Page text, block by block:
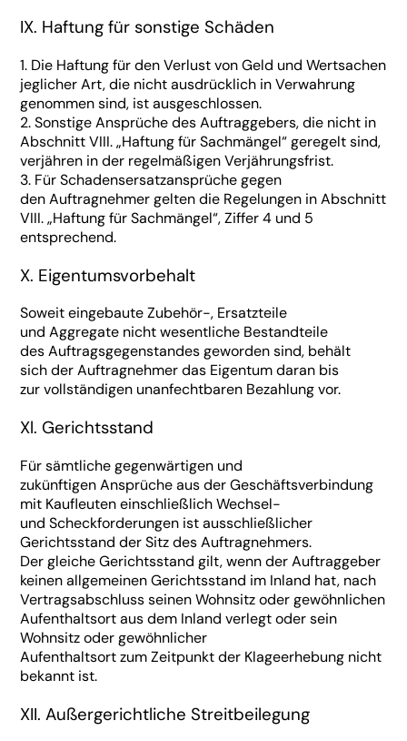
IX. Haftung für sonstige Schäden
1. Die Haftung für den Verlust von Geld und Wertsachen
jeglicher Art, die nicht ausdrücklich in Verwahrung
genommen sind, ist ausgeschlossen.
2. Sonstige Ansprüche des Auftraggebers, die nicht in
Abschnitt VIII. „Haftung für Sachmängel“ geregelt sind,
verjähren in der regelmäßigen Verjährungsfrist.
3. Für Schadensersatzansprüche gegen
den Auftragnehmer gelten die Regelungen in Abschnitt
VIII. „Haftung für Sachmängel“, Ziffer 4 und 5
entsprechend.
X. Eigentumsvorbehalt
Soweit eingebaute Zubehör-, Ersatzteile
und Aggregate nicht wesentliche Bestandteile
des Auftragsgegenstandes geworden sind, behält
sich der Auftragnehmer das Eigentum daran bis
zur vollständigen unanfechtbaren Bezahlung vor.
Xl. Gerichtsstand
Für sämtliche gegenwärtigen und
zukünftigen Ansprüche aus der Geschäftsverbindung
mit Kaufleuten einschließlich Wechsel-
und Scheckforderungen ist ausschließlicher
Gerichtsstand der Sitz des Auftragnehmers.
Der gleiche Gerichtsstand gilt, wenn der Auftraggeber
keinen allgemeinen Gerichtsstand im Inland hat, nach
Vertragsabschluss seinen Wohnsitz oder gewöhnlichen
Aufenthaltsort aus dem Inland verlegt oder sein
Wohnsitz oder gewöhnlicher
Aufenthaltsort zum Zeitpunkt der Klageerhebung nicht
bekannt ist.
XII. Außergerichtliche Streitbeilegung